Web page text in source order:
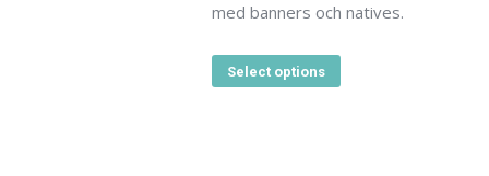
med banners och natives.
Select options